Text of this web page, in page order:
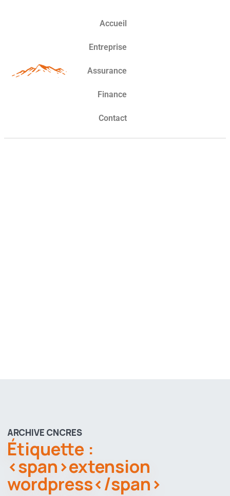
Accueil
Entreprise
Assurance
Finance
Contact
ARCHIVE CNCRES
Étiquette :
<span>extension
wordpress</span>